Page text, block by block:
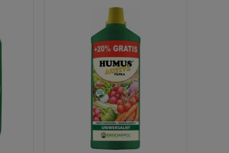
Dalia Akita 1 sztuka